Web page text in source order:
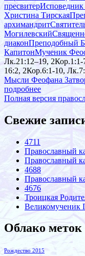
пресвитер
Христина Тирская
архимандрит
Могилевский
диаконПреподобный
КапитонМученик
Лк.21:12–19,
16:2, 2Кор.6:1-10,
Мысли Феофана
подробнее
Полная версия
Свежие
4711
Православный
Православный
4688
Православный
4676
Троицкая
Великомученик
Облако меток
Рождество 2015